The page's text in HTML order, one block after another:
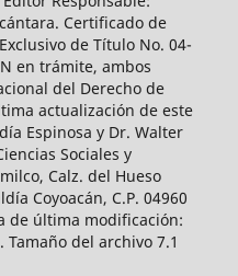
Certificado de
de Título No. 04-
en trámite, ambos
del Derecho de
actualización de este
Espinosa y Dr. Walter
Sociales y
Calz. del Hueso
Coyoacán, C.P. 04960
de última modificación:
del archivo 7.1